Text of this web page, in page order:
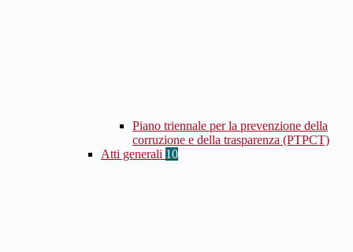
Piano triennale per la prevenzione della
corruzione e della trasparenza (PTPCT)
Atti generali 10